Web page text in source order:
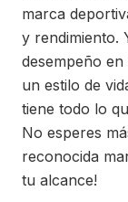
marca
y rendimiento.
desempeño
un estilo de
tiene todo lo
No esperes
reconocida
tu alcance!